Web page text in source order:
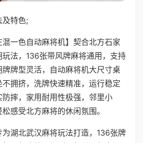
及特色;
混一色自动麻将机】契合北方石家
法，136张带风牌麻将通用，支持
牌型灵活，自动麻将机大尺寸桌
拥挤，洗牌快速精准，运行稳定
摔，家用耐用性极强，邻里小
感受北方麻将的休闲氛围。
湖北武汉麻将玩法打造，136张牌